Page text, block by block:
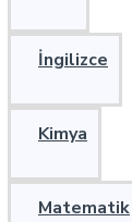
İngilizce
Kimya
Matematik